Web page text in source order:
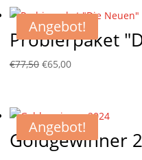
Angebot!
Probierpaket
€77,50 Ursprünglicher
€77,50
€65,00Aktueller
€65,00.
Angebot!
Goldgewinner